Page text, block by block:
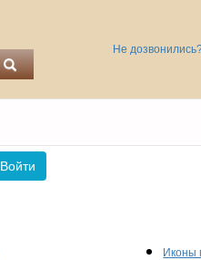
Не
Войти
Иконы